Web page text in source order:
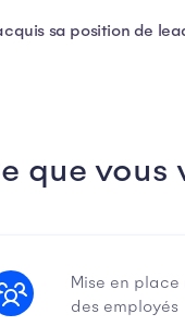
sa position de
que vous
Mise en
des employés